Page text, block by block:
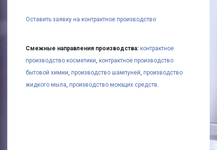
Оставить заявку на контрактное производство
Смежные направления производства: контрактное
производство косметики контрактное производство
бытовой химии производство шампуней производство
жидкого мыла производство моющих средств